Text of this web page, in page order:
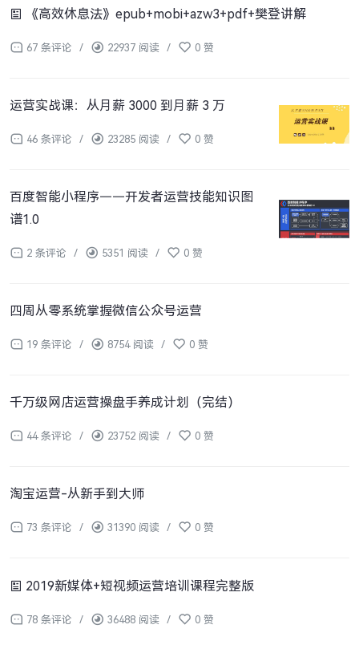
《高效休息法》epub+mobi+azw3+pdf+樊登讲解
67 条评论 / 22937 阅读 / 0 赞
运营实战课：从月薪 3000 到月薪 3 万
46 条评论 / 23285 阅读 / 0 赞
百度智能小程序——开发者运营技能知识图
谱1.0
2 条评论 / 5351 阅读 / 0 赞
四周从零系统掌握微信公众号运营
19 条评论 / 8754 阅读 / 0 赞
千万级网店运营操盘手养成计划（完结）
44 条评论 / 23752 阅读 / 0 赞
淘宝运营-从新手到大师
73 条评论 / 31390 阅读 / 0 赞
2019新媒体+短视频运营培训课程完整版
78 条评论 / 36488 阅读 / 0 赞